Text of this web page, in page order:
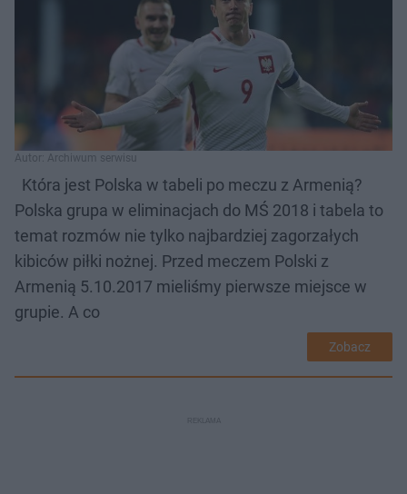
Autor: Archiwum serwisu
Która jest Polska w tabeli po meczu z Armenią?
Polska grupa w eliminacjach do MŚ 2018 i tabela to
temat rozmów nie tylko najbardziej zagorzałych
kibiców piłki nożnej. Przed meczem Polski z
Armenią 5.10.2017 mieliśmy pierwsze miejsce w
grupie. A co
Zobacz